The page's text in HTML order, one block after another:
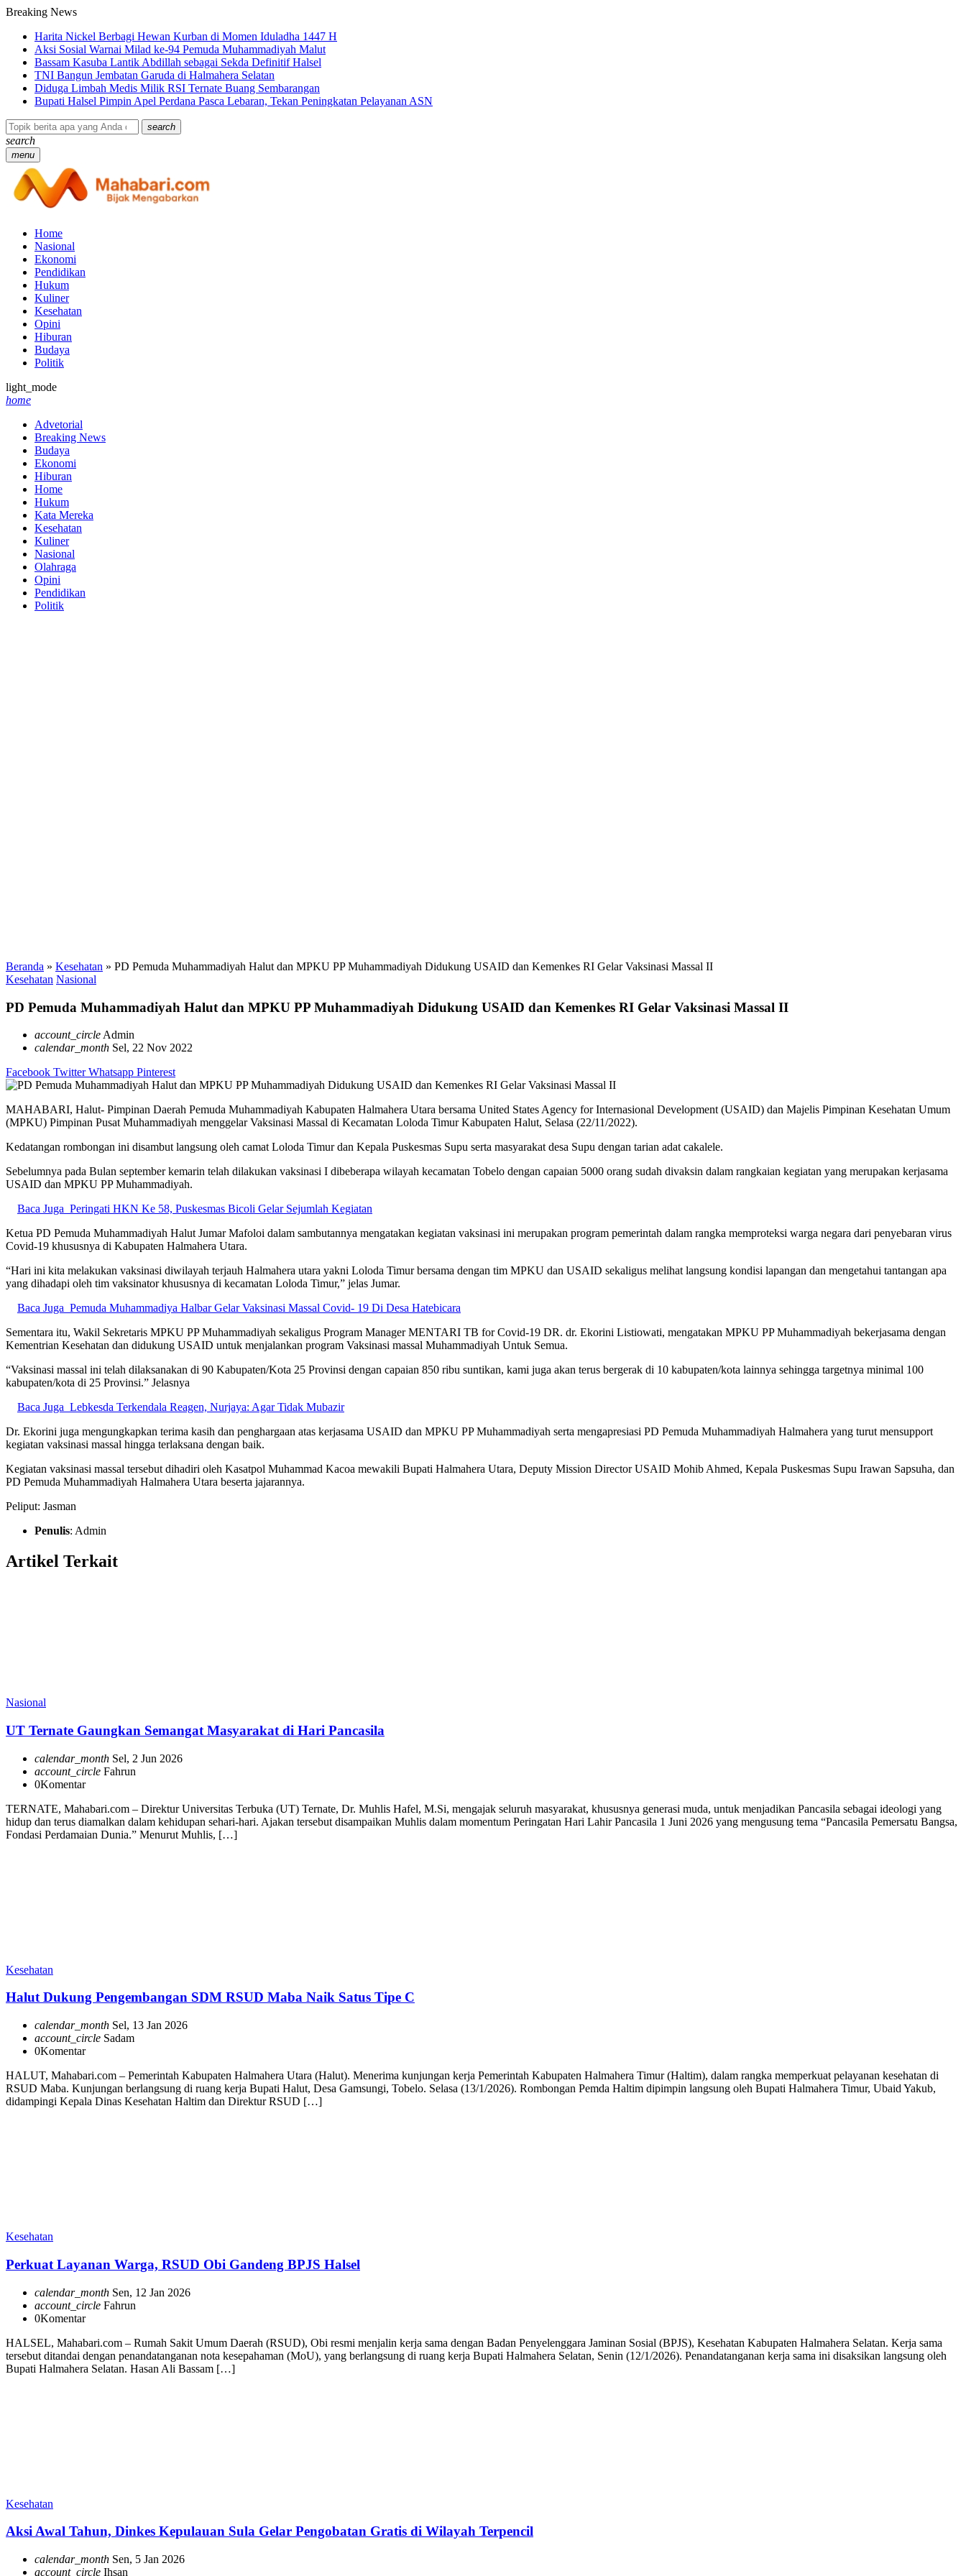
Breaking News
Harita Nickel Berbagi Hewan Kurban di Momen Iduladha 1447 H
Aksi Sosial Warnai Milad ke-94 Pemuda Muhammadiyah Malut
Bassam Kasuba Lantik Abdillah sebagai Sekda Definitif Halsel
TNI Bangun Jembatan Garuda di Halmahera Selatan
Diduga Limbah Medis Milik RSI Ternate Buang Sembarangan
Bupati Halsel Pimpin Apel Perdana Pasca Lebaran, Tekan Peningkatan Pelayanan ASN
search
search
menu
Home
Nasional
Ekonomi
Pendidikan
Hukum
Kuliner
Kesehatan
Opini
Hiburan
Budaya
Politik
light_mode
home
Advetorial
Breaking News
Budaya
Ekonomi
Hiburan
Home
Hukum
Kata Mereka
Kesehatan
Kuliner
Nasional
Olahraga
Opini
Pendidikan
Politik
Beranda » Kesehatan » PD Pemuda Muhammadiyah Halut dan MPKU PP Muhammadiyah Didukung USAID dan Kemenkes RI Gelar Vaksinasi Massal II
Kesehatan Nasional
PD Pemuda Muhammadiyah Halut dan MPKU PP Muhammadiyah Didukung USAID dan Kemenkes RI Gelar Vaksinasi Massal II
account_circleAdmin
calendar_month Sel, 22 Nov 2022
Facebook Twitter Whatsapp Pinterest
MAHABARI, Halut- Pimpinan Daerah Pemuda Muhammadiyah Kabupaten Halmahera Utara bersama United States Agency for Internasional Development (USAID) dan Majelis Pimpinan Kesehatan Umum
(MPKU) Pimpinan Pusat Muhammadiyah menggelar Vaksinasi Massal di Kecamatan Loloda Timur Kabupaten Halut, Selasa (22/11/2022).
Kedatangan rombongan ini disambut langsung oleh camat Loloda Timur dan Kepala Puskesmas Supu serta masyarakat desa Supu dengan tarian adat cakalele.
Sebelumnya pada Bulan september kemarin telah dilakukan vaksinasi I dibeberapa wilayah kecamatan Tobelo dengan capaian 5000 orang sudah divaksin dalam rangkaian kegiatan yang merupakan kerjasama
USAID dan MPKU PP Muhammadiyah.
Baca Juga Peringati HKN Ke 58, Puskesmas Bicoli Gelar Sejumlah Kegiatan
Ketua PD Pemuda Muhammadiyah Halut Jumar Mafoloi dalam sambutannya mengatakan kegiatan vaksinasi ini merupakan program pemerintah dalam rangka memproteksi warga negara dari penyebaran virus
Covid-19 khususnya di Kabupaten Halmahera Utara.
“Hari ini kita melakukan vaksinasi diwilayah terjauh Halmahera utara yakni Loloda Timur bersama dengan tim MPKU dan USAID sekaligus melihat langsung kondisi lapangan dan mengetahui tantangan apa
yang dihadapi oleh tim vaksinator khususnya di kecamatan Loloda Timur,” jelas Jumar.
Baca Juga Pemuda Muhammadiya Halbar Gelar Vaksinasi Massal Covid- 19 Di Desa Hatebicara
Sementara itu, Wakil Sekretaris MPKU PP Muhammadiyah sekaligus Program Manager MENTARI TB for Covid-19 DR. dr. Ekorini Listiowati, mengatakan MPKU PP Muhammadiyah bekerjasama dengan
Kementrian Kesehatan dan didukung USAID untuk menjalankan program Vaksinasi massal Muhammadiyah Untuk Semua.
“Vaksinasi massal ini telah dilaksanakan di 90 Kabupaten/Kota 25 Provinsi dengan capaian 850 ribu suntikan, kami juga akan terus bergerak di 10 kabupaten/kota lainnya sehingga targetnya minimal 100
kabupaten/kota di 25 Provinsi.” Jelasnya
Baca Juga Lebkesda Terkendala Reagen, Nurjaya: Agar Tidak Mubazir
Dr. Ekorini juga mengungkapkan terima kasih dan penghargaan atas kerjasama USAID dan MPKU PP Muhammadiyah serta mengapresiasi PD Pemuda Muhammadiyah Halmahera yang turut mensupport
kegiatan vaksinasi massal hingga terlaksana dengan baik.
Kegiatan vaksinasi massal tersebut dihadiri oleh Kasatpol Muhammad Kacoa mewakili Bupati Halmahera Utara, Deputy Mission Director USAID Mohib Ahmed, Kepala Puskesmas Supu Irawan Sapsuha, dan
PD Pemuda Muhammadiyah Halmahera Utara beserta jajarannya.
Peliput: Jasman
Penulis: Admin
Artikel Terkait
Nasional
UT Ternate Gaungkan Semangat Masyarakat di Hari Pancasila
calendar_month Sel, 2 Jun 2026
account_circle Fahrun
0Komentar
TERNATE, Mahabari.com – Direktur Universitas Terbuka (UT) Ternate, Dr. Muhlis Hafel, M.Si, mengajak seluruh masyarakat, khususnya generasi muda, untuk menjadikan Pancasila sebagai ideologi yang
hidup dan terus diamalkan dalam kehidupan sehari-hari. Ajakan tersebut disampaikan Muhlis dalam momentum Peringatan Hari Lahir Pancasila 1 Juni 2026 yang mengusung tema “Pancasila Pemersatu Bangsa,
Fondasi Perdamaian Dunia.” Menurut Muhlis, […]
Kesehatan
Halut Dukung Pengembangan SDM RSUD Maba Naik Satus Tipe C
calendar_month Sel, 13 Jan 2026
account_circle Sadam
0Komentar
HALUT, Mahabari.com – Pemerintah Kabupaten Halmahera Utara (Halut). Menerima kunjungan kerja Pemerintah Kabupaten Halmahera Timur (Haltim), dalam rangka memperkuat pelayanan kesehatan di
RSUD Maba. Kunjungan berlangsung di ruang kerja Bupati Halut, Desa Gamsungi, Tobelo. Selasa (13/1/2026). Rombongan Pemda Haltim dipimpin langsung oleh Bupati Halmahera Timur, Ubaid Yakub,
didampingi Kepala Dinas Kesehatan Haltim dan Direktur RSUD […]
Kesehatan
Perkuat Layanan Warga, RSUD Obi Gandeng BPJS Halsel
calendar_month Sen, 12 Jan 2026
account_circle Fahrun
0Komentar
HALSEL, Mahabari.com – Rumah Sakit Umum Daerah (RSUD), Obi resmi menjalin kerja sama dengan Badan Penyelenggara Jaminan Sosial (BPJS), Kesehatan Kabupaten Halmahera Selatan. Kerja sama
tersebut ditandai dengan penandatanganan nota kesepahaman (MoU), yang berlangsung di ruang kerja Bupati Halmahera Selatan, Senin (12/1/2026). Penandatanganan kerja sama ini disaksikan langsung oleh
Bupati Halmahera Selatan. Hasan Ali Bassam […]
Kesehatan
Aksi Awal Tahun, Dinkes Kepulauan Sula Gelar Pengobatan Gratis di Wilayah Terpencil
calendar_month Sen, 5 Jan 2026
account_circle Ihsan